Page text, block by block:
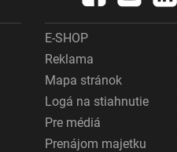
E-SHOP
Reklama
Mapa stránok
Logá na stiahnutie
Pre médiá
Prenájom majetku